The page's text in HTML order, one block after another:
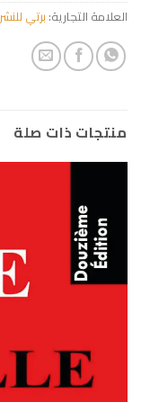
العلامة التجارية: برتي للنشر
منتجات ذات صلة